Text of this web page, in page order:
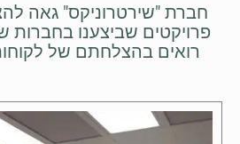
חברת "שירטרוניקס" גאה
פרויקטים שביצענו בחברות
רואים בהצלחתם של